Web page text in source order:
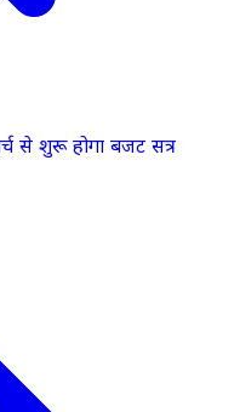
से शुरू होगा बजट सत्र